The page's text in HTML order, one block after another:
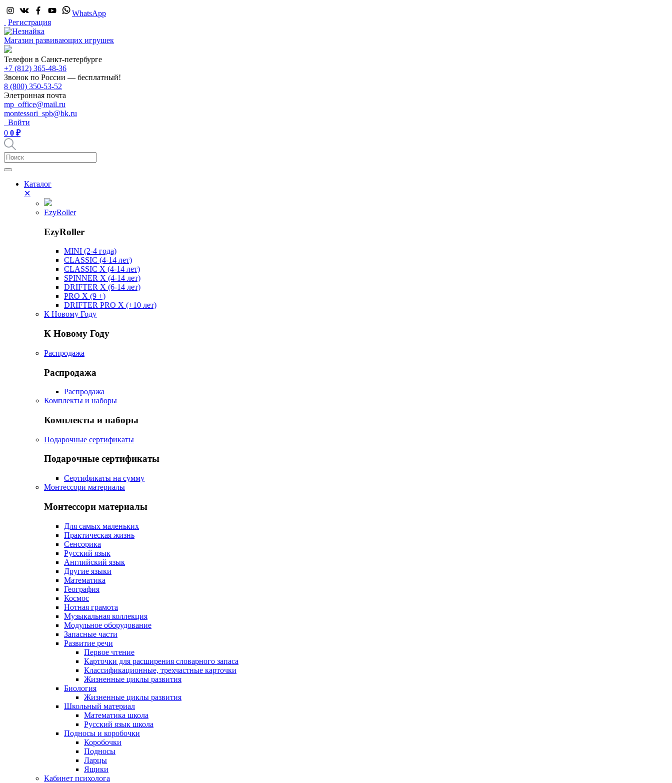
WhatsApp
Регистрация
Магазин развивающих игрушек
Телефон в Санкт-петербурге
+7 (812) 365-48-36
Звонок по России — бесплатный!
8 (800) 350-53-52
Элетронная почта
mp_office@mail.ru
montessori_spb@bk.ru
Войти
0 0 ₽
Каталог
✕
EzyRoller
EzyRoller
MINI (2-4 года)
CLASSIC (4-14 лет)
CLASSIC X (4-14 лет)
SPINNER X (4-14 лет)
DRIFTER X (6-14 лет)
PRO X (9 +)
DRIFTER PRO X (+10 лет)
К Новому Году
К Новому Году
Распродажа
Распродажа
Распродажа
Комплекты и наборы
Комплекты и наборы
Подарочные сертификаты
Подарочные сертификаты
Сертификаты на сумму
Монтессори материалы
Монтессори материалы
Для самых маленьких
Практическая жизнь
Сенсорика
Русский язык
Английский язык
Другие языки
Математика
География
Космос
Нотная грамота
Музыкальная коллекция
Модульное оборудование
Запасные части
Развитие речи
Первое чтение
Карточки для расширения словарного запаса
Классификационные, трехчастные карточки
Жизненные циклы развития
Биология
Жизненные циклы развития
Школьный материал
Математика школа
Русский язык школа
Подносы и коробочки
Коробочки
Подносы
Ларцы
Ящики
Кабинет психолога